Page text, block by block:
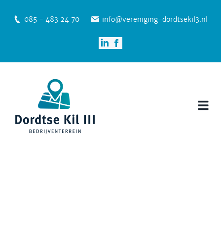
085 - 483 24 70 info@vereniging-dordtsekil3.nl